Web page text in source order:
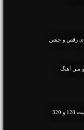
رقص و جشن